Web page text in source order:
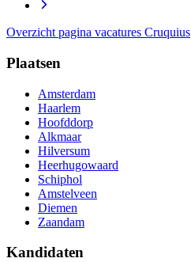
Overzicht pagina vacatures Cruquius
Plaatsen
Amsterdam
Haarlem
Hoofddorp
Alkmaar
Hilversum
Heerhugowaard
Schiphol
Amstelveen
Diemen
Zaandam
Kandidaten